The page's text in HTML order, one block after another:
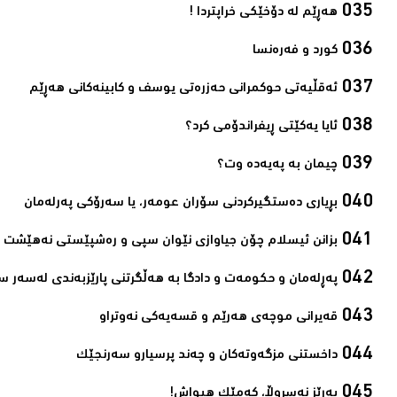
ھەڕێم لە دۆخێکی خراپتردا !‌
کورد و فەرەنسا‌
ئەقڵیەتی حوکمرانی حەزرەتی یوسف و کابینەکانی ھەڕێم‌
ئایا یەكێتی ڕیفراندۆمی كرد؟‌
چیمان به‌ پەیەدە وت؟‌
بڕیاری دەستگیرکردنی سۆران عومەر، یا سەرۆکی پەرلەمان‌
بزانن ئیسلام چۆن جیاوازی نێوان سپی و رەشپێستی نەھێشت‌
پەڕلەمان و حکومەت و دادگا بە ھەڵگرتنی پارێزبەندی لەسەر
قەیرانی موچەی ھەرێم و قسەیەکی نەوتراو‌
داخستنی مزگەوتەکان و چەند پرسیارو سەرنجێک‌